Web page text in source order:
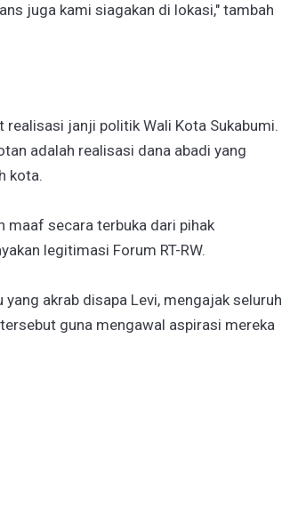
juga kami siagakan di lokasi," tambah
realisasi janji politik Wali Kota Sukabumi.
adalah realisasi dana abadi yang
kota.
maaf secara terbuka dari pihak
legitimasi Forum RT-RW.
yang akrab disapa Levi, mengajak seluruh
guna mengawal aspirasi mereka